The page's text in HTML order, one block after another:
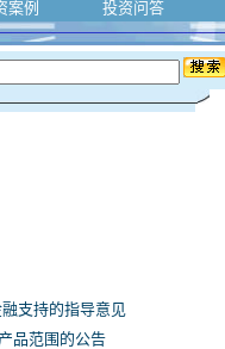
案例 投资问答
支持的指导意见
品范围的公告